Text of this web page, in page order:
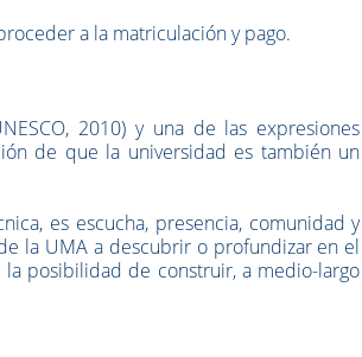
a la matriculación y pago.
2010) y una de las expresiones
de que la universidad es también un
es escucha, presencia, comunidad y
la UMA a descubrir o profundizar en el
posibilidad de construir, a medio-largo